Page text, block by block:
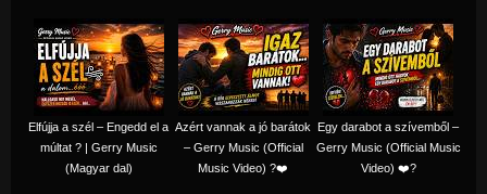
Elfújja a szél – Engedd el a
múltat ? | Gerry Music
(Magyar dal)
Azért vannak a jó barátok
– Gerry Music (Official
Music Video) ?❤️
Egy darabot a szívemből –
Gerry Music (Official Music
Video) ❤️?